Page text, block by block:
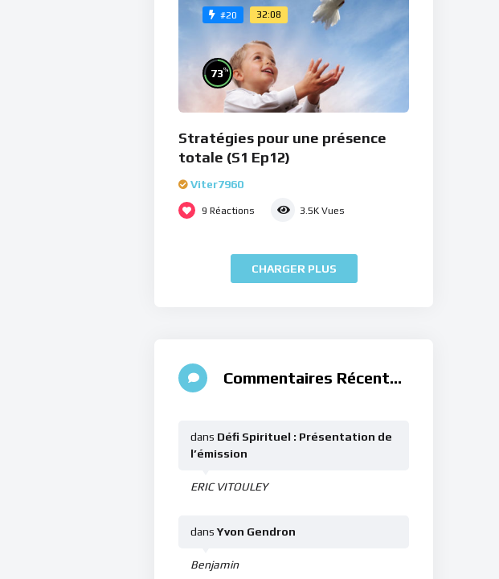
#20 32:08
73%
Stratégies pour une présence
totale (S1 Ep12)
Viter7960
9 Réactions 3.5K Vues
CHARGER PLUS
Commentaires Récents
ERIC VITOULEY
dans Défi Spirituel : Présentation de
l’émission
Benjamin
dansYvon Gendron